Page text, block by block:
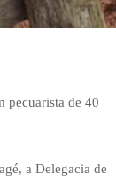
pecuarista de 40
a Delegacia de